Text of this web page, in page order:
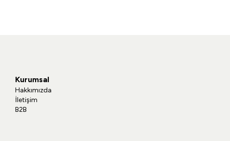
Kurumsal
Hakkımızda
İletişim
B2B